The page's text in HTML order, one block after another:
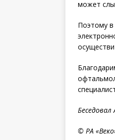
может
Поэтому
Беседовал
© РА